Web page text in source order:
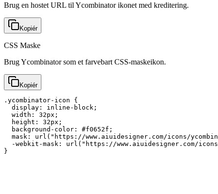
Brug en hostet URL til Ycombinator ikonet med kreditering.
Kopiér
CSS Maske
Brug Ycombinator som et farvebart CSS-maskeikon.
Kopiér
.ycombinator-icon {
  display: inline-block;
  width: 32px;
  height: 32px;
  background-color: #f0652f;
mask: url("https://www.aiuidesigner.com/icons/
-webkit-mask: url("https://www.aiuidesigner.com/
}